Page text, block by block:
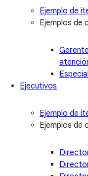
Ejemplo de
Ejemplos de
Ejecutivos
Ejemplo de
Ejemplos de